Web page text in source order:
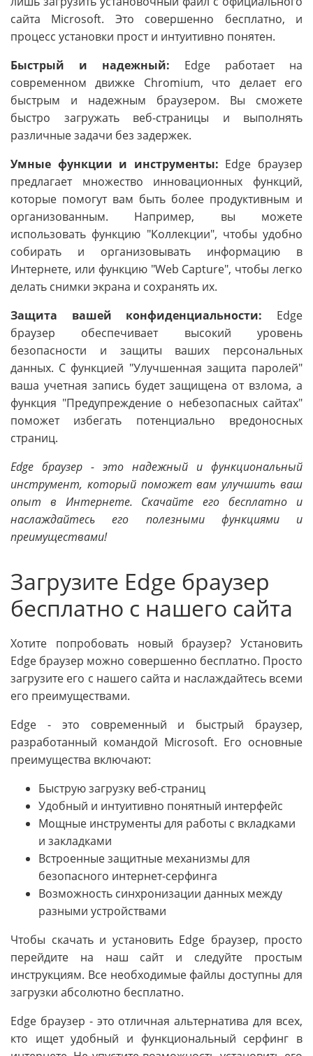
сайта Microsoft. Это совершенно бесплатно, и
процесс установки прост и интуитивно понятен.
Быстрый и надежный: Edge работает на
современном движке Chromium, что делает его
быстрым и надежным браузером. Вы сможете
быстро загружать веб-страницы и выполнять
различные задачи без задержек.
Умные функции и инструменты: Edge браузер
предлагает множество инновационных функций,
которые помогут вам быть более продуктивным и
организованным. Например, вы можете
использовать функцию "Коллекции", чтобы удобно
собирать и организовывать информацию в
Интернете, или функцию "Web Capture", чтобы легко
делать снимки экрана и сохранять их.
Защита вашей конфиденциальности: Edge
браузер обеспечивает высокий уровень
безопасности и защиты ваших персональных
данных. С функцией "Улучшенная защита паролей"
ваша учетная запись будет защищена от взлома, а
функция "Предупреждение о небезопасных сайтах"
поможет избегать потенциально вредоносных
страниц.
Edge браузер - это надежный и функциональный
инструмент, который поможет вам улучшить ваш
опыт в Интернете. Скачайте его бесплатно и
наслаждайтесь его полезными функциями и
преимуществами!
Загрузите Edge браузер
бесплатно с нашего сайта
Хотите попробовать новый браузер? Установить
Edge браузер можно совершенно бесплатно. Просто
загрузите его с нашего сайта и наслаждайтесь всеми
его преимуществами.
Edge - это современный и быстрый браузер,
разработанный командой Microsoft. Его основные
преимущества включают:
Быструю загрузку веб-страниц
Удобный и интуитивно понятный интерфейс
Мощные инструменты для работы с вкладками
и закладками
Встроенные защитные механизмы для
безопасного интернет-серфинга
Возможность синхронизации данных между
разными устройствами
Чтобы скачать и установить Edge браузер, просто
перейдите на наш сайт и следуйте простым
инструкциям. Все необходимые файлы доступны для
загрузки абсолютно бесплатно.
Edge браузер - это отличная альтернатива для всех,
кто ищет удобный и функциональный серфинг в